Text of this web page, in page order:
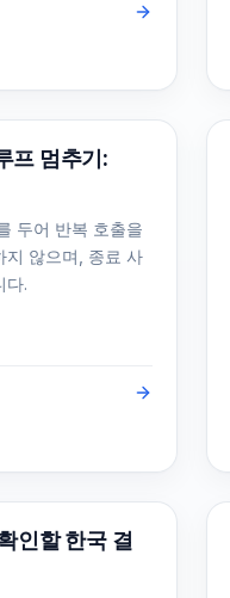
프 멈추기:
두어 반복 호출을
지 않으며, 종료 사
다.
인할 한국 결